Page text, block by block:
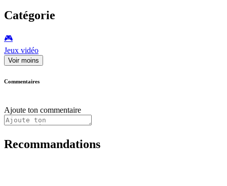
Catégorie
🎮️
Jeux vidéo
Voir moins
Commentaires
Ajoute ton commentaire
Recommandations